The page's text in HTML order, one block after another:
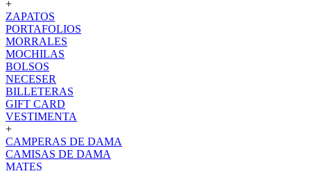
+
ZAPATOS
PORTAFOLIOS
MORRALES
MOCHILAS
BOLSOS
NECESER
BILLETERAS
GIFT CARD
VESTIMENTA
+
CAMPERAS DE DAMA
CAMISAS DE DAMA
MATES